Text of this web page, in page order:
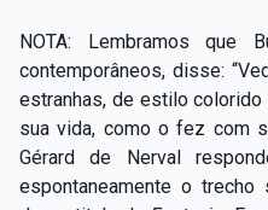
NOTA: Lembramos que
contemporâneos, disse:
estranhas, de estilo
sua vida, como o fez com
Gérard de Nerval
espontaneamente o